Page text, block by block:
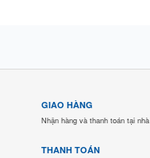
GIAO HÀNG
Nhận hàng và thanh toán tại nhà
THANH TOÁN